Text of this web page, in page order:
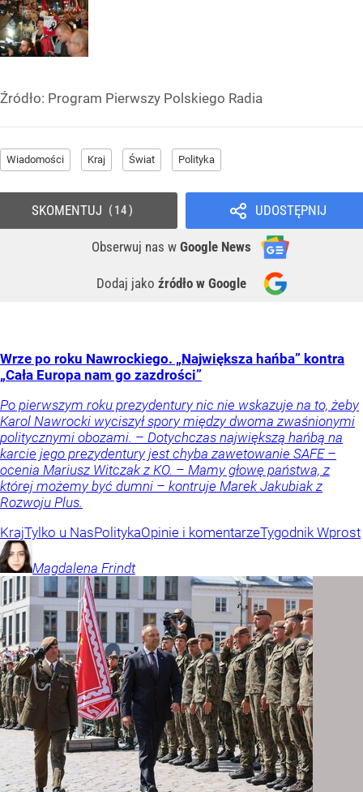
Źródło: Program Pierwszy Polskiego Radia
Wiadomości Kraj Świat Polityka
UDOSTĘPNIJ
Obserwuj nas w Google News
Dodaj jako źródło w Google
SKOMENTUJ 14
Wrze po roku Nawrockiego. „Największa hańba” kontra
„Cała Europa nam go zazdrości”
Po pierwszym roku prezydentury nic nie wskazuje na to, żeby
Karol Nawrocki wyciszył spory między dwoma zwaśnionymi
politycznymi obozami. – Dotychczas największą hańbą na
karcie jego prezydentury jest chyba zawetowanie SAFE –
ocenia Mariusz Witczak z KO. – Mamy głowę państwa, z
której możemy być dumni – kontruje Marek Jakubiak z
Rozwoju Plus.
KrajTylko u NasPolitykaOpinie i komentarzeTygodnik Wprost
Magdalena Frindt